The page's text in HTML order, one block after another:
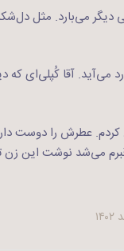
می‌بارد. مثل
می‌آید. آقا کُپلی‌ای که
عطرش را دوست دارم.
می‌شد نوشت این زن